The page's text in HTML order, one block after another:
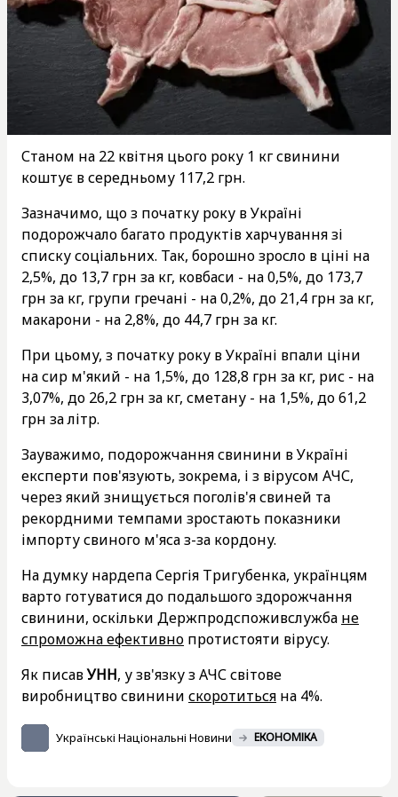
Станом на 22 квітня цього року 1 кг свинини
коштує в середньому 117,2 грн.
Зазначимо, що з початку року в Україні
подорожчало багато продуктів харчування зі
списку соціальних. Так, борошно зросло в ціні на
2,5%, до 13,7 грн за кг, ковбаси - на 0,5%, до 173,7
грн за кг, групи гречані - на 0,2%, до 21,4 грн за кг,
макарони - на 2,8%, до 44,7 грн за кг.
При цьому, з початку року в Україні впали ціни
на сир м'який - на 1,5%, до 128,8 грн за кг, рис - на
3,07%, до 26,2 грн за кг, сметану - на 1,5%, до 61,2
грн за літр.
Зауважимо, подорожчання свинини в Україні
експерти пов'язують, зокрема, і з вірусом АЧС,
через який знищується поголів'я свиней та
рекордними темпами зростають показники
імпорту свиного м'яса з-за кордону.
На думку нардепа Сергія Тригубенка, українцям
варто готуватися до подальшого здорожчання
свинини, оскільки Держпродспоживслужба не
спроможна ефективно протистояти вірусу.
Як писавУНН, у зв'язку з АЧС світове
виробництво свинини скоротиться на 4%.
Українські Національні Новини ЕКОНОМІКА